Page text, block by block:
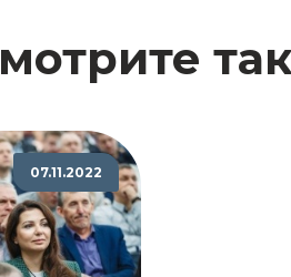
07.11.2022